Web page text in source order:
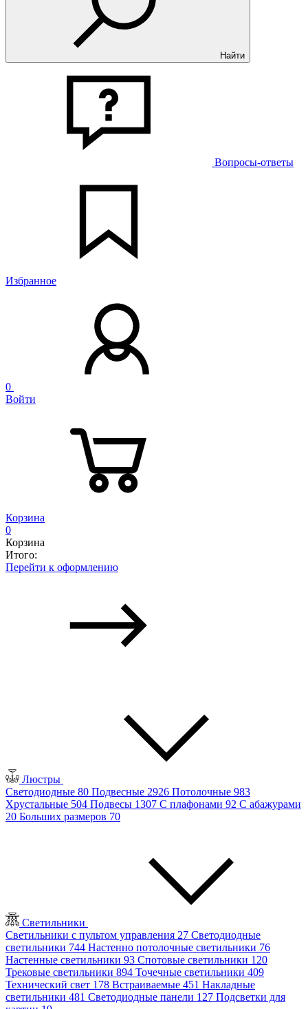
Найти
Вопросы-ответы
Избранное
0
Войти
Корзина
0
Корзина
Итого:
Перейти к оформлению
Люстры
Светодиодные 80 Подвесные 2926 Потолочные 983
Хрустальные 504 Подвесы 1307 С плафонами 92 С абажурами
20 Больших размеров 70
Светильники
Светильники с пультом управления 27 Светодиодные
светильники 744 Настенно потолочные светильники 76
Настенные светильники 93 Спотовые светильники 120
Трековые светильники 894 Точечные светильники 409
Технический свет 178 Встраиваемые 451 Накладные
светильники 481 Светодиодные панели 127 Подсветки для